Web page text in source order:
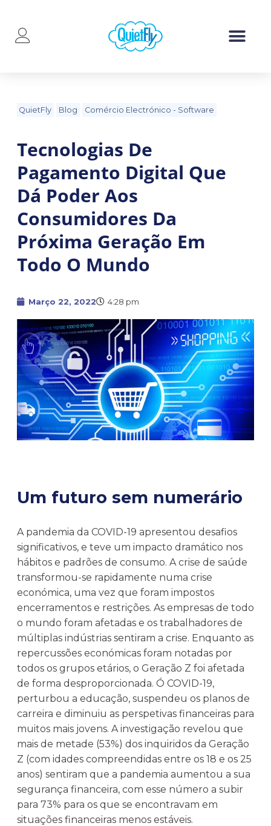
QuietFly Blog Comércio Electrónico - Software
Tecnologias De
Pagamento Digital Que
Dá Poder Aos
Consumidores Da
Próxima Geração Em
Todo O Mundo
Março 22, 2022 4:28 pm
Um futuro sem numerário
A pandemia da COVID-19 apresentou desafios
significativos, e teve um impacto dramático nos
hábitos e padrões de consumo. A crise de saúde
transformou-se rapidamente numa crise
económica, uma vez que foram impostos
encerramentos e restrições. As empresas de todo
o mundo foram afetadas e os trabalhadores de
múltiplas indústrias sentiram a crise. Enquanto as
repercussões económicas foram notadas por
todos os grupos etários, o Geração Z foi afetada
de forma desproporcionada. Ó COVID-19,
perturbou a educação, suspendeu os planos de
carreira e diminuiu as perspetivas financeiras para
muitos mais jovens. A investigação revelou que
mais de metade (53%) dos inquiridos da Geração
Z (com idades compreendidas entre os 18 e os 25
anos) sentiram que a pandemia aumentou a sua
segurança financeira, com esse número a subir
para 73% para os que se encontravam em
situações financeiras menos estáveis.